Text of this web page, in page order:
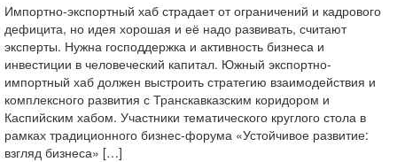
Импортно-экспортный хаб страдает от ограничений и кадрового
дефицита, но идея хорошая и её надо развивать, считают
эксперты. Нужна господдержка и активность бизнеса и
инвестиции в человеческий капитал. Южный экспортно-
импортный хаб должен выстроить стратегию взаимодействия и
комплексного развития с Транскавказским коридором и
Каспийским хабом. Участники тематического круглого стола в
рамках традиционного бизнес-форума «Устойчивое развитие:
взгляд бизнеса» […]